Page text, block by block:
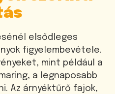
elsődleges
figyelembevétele.
mint például a
a legnaposabb
Az árnyéktűrő fajok,